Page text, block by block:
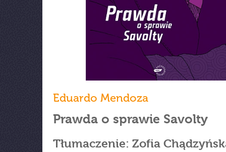
Eduardo Mendoza
Prawda o sprawie Savolty
Tłumaczenie: Zofia